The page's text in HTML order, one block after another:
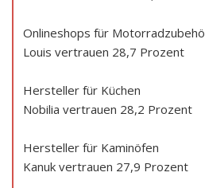
Onlineshops für
Louis vertrauen 28,7 Prozent
Hersteller für Küchen
Nobilia vertrauen 28,2 Prozent
Hersteller für Kaminöfen
Kanuk vertrauen 27,9 Prozent